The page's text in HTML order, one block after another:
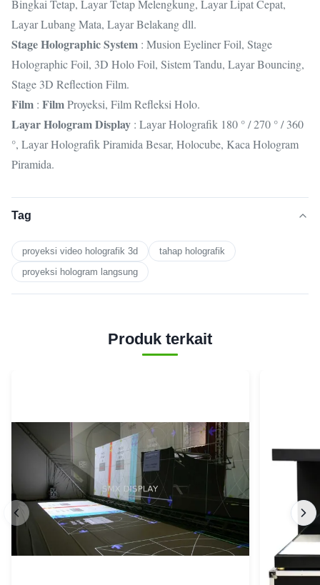
Bingkai Tetap, Layar Tetap Melengkung, Layar Lipat Cepat,
Layar Lubang Mata, Layar Belakang dll.
Stage Holographic System : Musion Eyeliner Foil, Stage
Holographic Foil, 3D Holo Foil, Sistem Tandu, Layar Bouncing,
Stage 3D Reflection Film.
Film : FilmProyeksi, Film Refleksi Holo.
Layar Hologram Display : Layar Holografik 180 ° / 270 ° / 360
°, Layar Holografik Piramida Besar, Holocube, Kaca Hologram
Piramida.
Tag
proyeksi video holografik 3d
tahap holografik
proyeksi hologram langsung
Produk terkait